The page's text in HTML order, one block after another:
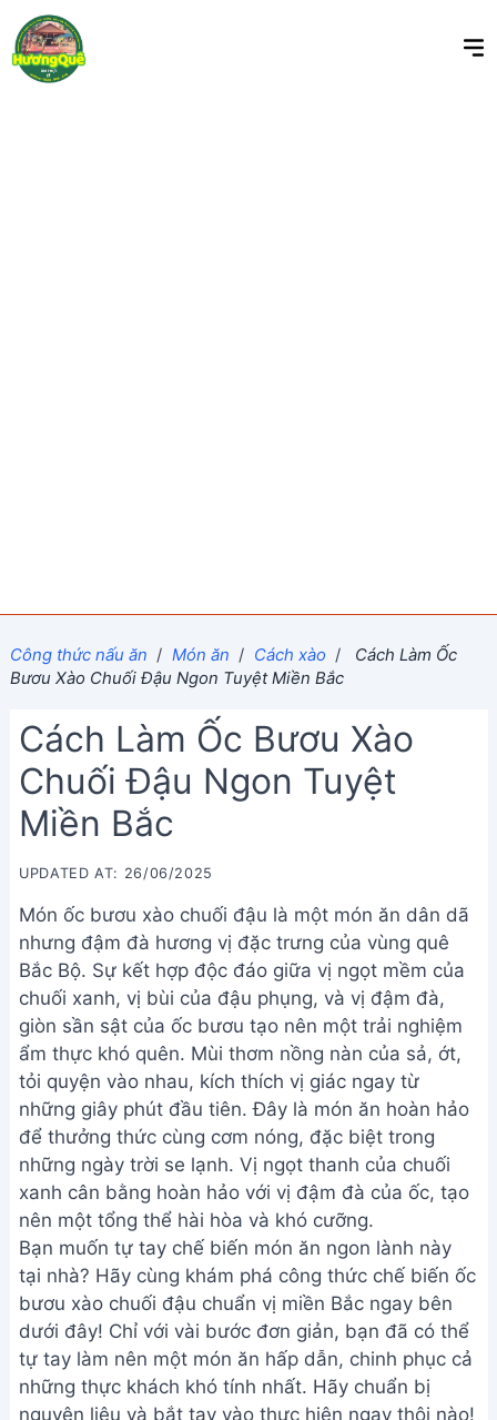
Công thức nấu ăn / Món ăn / Cách xào /
Cách Làm Ốc
Bươu Xào Chuối Đậu Ngon Tuyệt Miền Bắc
Cách Làm Ốc Bươu Xào
Chuối Đậu Ngon Tuyệt
Miền Bắc
UPDATED AT: 26/06/2025
Món ốc bươu xào chuối đậu là một món ăn dân dã
nhưng đậm đà hương vị đặc trưng của vùng quê
Bắc Bộ. Sự kết hợp độc đáo giữa vị ngọt mềm của
chuối xanh, vị bùi của đậu phụng, và vị đậm đà,
giòn sần sật của ốc bươu tạo nên một trải nghiệm
ẩm thực khó quên. Mùi thơm nồng nàn của sả, ớt,
tỏi quyện vào nhau, kích thích vị giác ngay từ
những giây phút đầu tiên. Đây là món ăn hoàn hảo
để thưởng thức cùng cơm nóng, đặc biệt trong
những ngày trời se lạnh. Vị ngọt thanh của chuối
xanh cân bằng hoàn hảo với vị đậm đà của ốc, tạo
nên một tổng thể hài hòa và khó cưỡng.
Bạn muốn tự tay chế biến món ăn ngon lành này
tại nhà? Hãy cùng khám phá công thức chế biến ốc
bươu xào chuối đậu chuẩn vị miền Bắc ngay bên
dưới đây! Chỉ với vài bước đơn giản, bạn đã có thể
tự tay làm nên một món ăn hấp dẫn, chinh phục cả
những thực khách khó tính nhất. Hãy chuẩn bị
nguyên liệu và bắt tay vào thực hiện ngay thôi nào!